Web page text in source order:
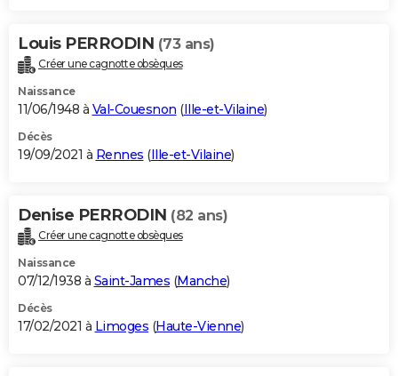
Louis PERRODIN (73 ans)
Créer une cagnotte obsèques
Naissance
11/06/1948 à Val-Couesnon (Ille-et-Vilaine)
Décès
19/09/2021 à Rennes (Ille-et-Vilaine)
Denise PERRODIN (82 ans)
Créer une cagnotte obsèques
Naissance
07/12/1938 à Saint-James (Manche)
Décès
17/02/2021 à Limoges (Haute-Vienne)